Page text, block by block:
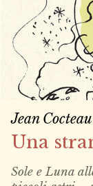
Jean Cocteau
Una
Sole e Luna